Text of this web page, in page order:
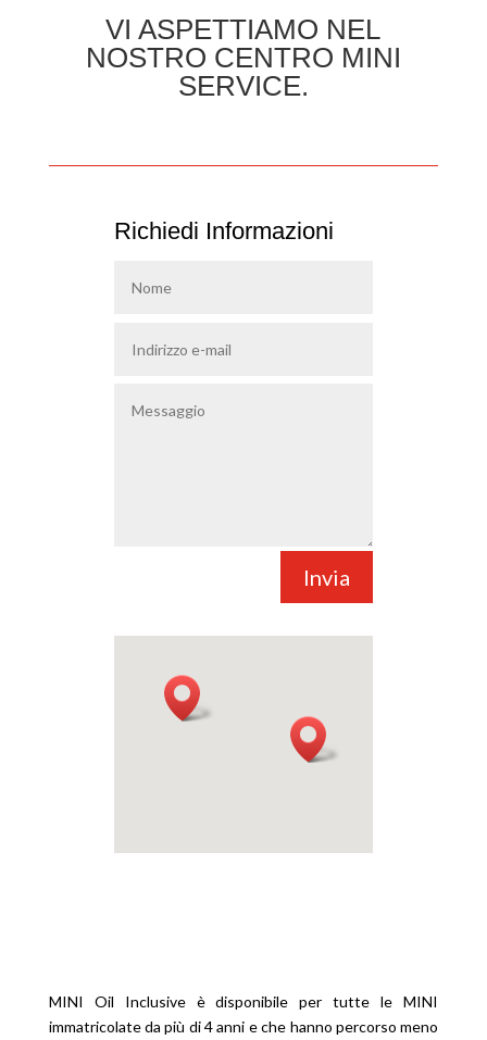
VI ASPETTIAMO NEL
NOSTRO CENTRO MINI
SERVICE.
Richiedi Informazioni
Invia
MINI Oil Inclusive è disponibile per tutte le MINI
immatricolate da più di 4 anni e che hanno percorso meno